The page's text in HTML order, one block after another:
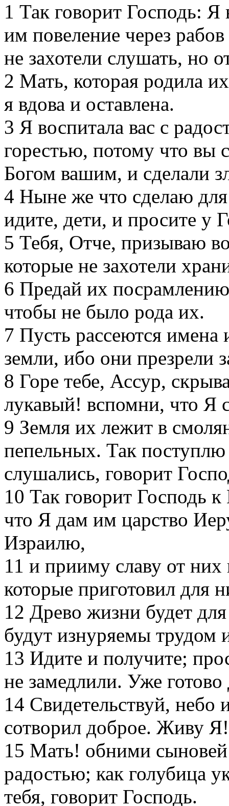
1 Так говорит Господь: Я
им повеление через
не захотели слушать, но
2 Мать, которая родила
я вдова и оставлена.
3 Я воспитала вас с
горестью, потому что вы
Богом вашим, и сделали
4 Ныне же что сделаю для
идите, дети, и просите у
5 Тебя, Отче, призываю
которые не захотели
6 Предай их
чтобы не было рода их.
7 Пусть рассеются имена
земли, ибо они презрели
8 Горе тебе, Ассур,
лукавый! вспомни, что Я
9 Земля их лежит в
пепельных. Так
слушались, говорит
10 Так говорит Господь
что Я дам им царство
Израилю,
11 и прииму славу от
которые приготовил для
12 Древо жизни будет
будут изнуряемы трудом
13 Идите и получите;
не замедлили. Уже готово
14 Свидетельствуй, небо
сотворил доброе. Живу
15 Мать! обними
радостью; как голубица
тебя, говорит Господь.